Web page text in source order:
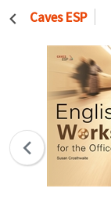
Caves ESP